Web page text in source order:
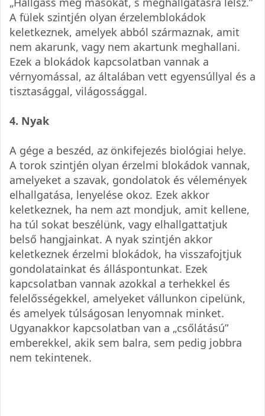
A fülek szintjén olyan érzelemblokádok
keletkeznek, amelyek abból származnak, amit
nem akarunk, vagy nem akartunk meghallani.
Ezek a blokádok kapcsolatban vannak a
vérnyomással, az általában vett egyensúllyal és a
tisztasággal, világossággal.
4. Nyak
A gége a beszéd, az önkifejezés biológiai helye.
A torok szintjén olyan érzelmi blokádok vannak,
amelyeket a szavak, gondolatok és vélemények
elhallgatása, lenyelése okoz. Ezek akkor
keletkeznek, ha nem azt mondjuk, amit kellene,
ha túl sokat beszélünk, vagy elhallgattatjuk
belső hangjainkat. A nyak szintjén akkor
keletkeznek érzelmi blokádok, ha visszafojtjuk
gondolatainkat és álláspontunkat. Ezek
kapcsolatban vannak azokkal a terhekkel és
felelősségekkel, amelyeket vállunkon cipelünk,
és amelyek túlságosan lenyomnak minket.
Ugyanakkor kapcsolatban van a „csőlátású”
emberekkel, akik sem balra, sem pedig jobbra
nem tekintenek.